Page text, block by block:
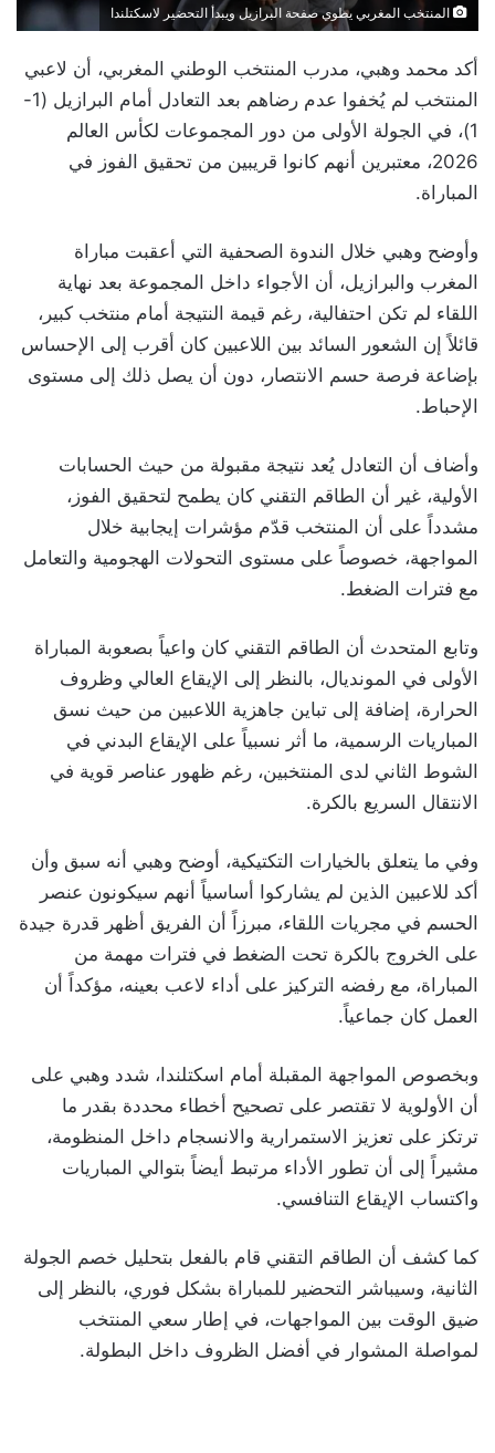
المنتخب المغربي يطوي صفحة البرازيل ويبدأ التحضير لاسكتلندا
أكد محمد وهبي، مدرب المنتخب الوطني المغربي، أن لاعبي
المنتخب لم يُخفوا عدم رضاهم بعد التعادل أمام البرازيل (1-
1)، في الجولة الأولى من دور المجموعات لكأس العالم
2026، معتبرين أنهم كانوا قريبين من تحقيق الفوز في
المباراة.
وأوضح وهبي خلال الندوة الصحفية التي أعقبت مباراة
المغرب والبرازيل، أن الأجواء داخل المجموعة بعد نهاية
اللقاء لم تكن احتفالية، رغم قيمة النتيجة أمام منتخب كبير،
قائلاً إن الشعور السائد بين اللاعبين كان أقرب إلى الإحساس
بإضاعة فرصة حسم الانتصار، دون أن يصل ذلك إلى مستوى
الإحباط.
وأضاف أن التعادل يُعد نتيجة مقبولة من حيث الحسابات
الأولية، غير أن الطاقم التقني كان يطمح لتحقيق الفوز،
مشدداً على أن المنتخب قدّم مؤشرات إيجابية خلال
المواجهة، خصوصاً على مستوى التحولات الهجومية والتعامل
مع فترات الضغط.
وتابع المتحدث أن الطاقم التقني كان واعياً بصعوبة المباراة
الأولى في المونديال، بالنظر إلى الإيقاع العالي وظروف
الحرارة، إضافة إلى تباين جاهزية اللاعبين من حيث نسق
المباريات الرسمية، ما أثر نسبياً على الإيقاع البدني في
الشوط الثاني لدى المنتخبين، رغم ظهور عناصر قوية في
الانتقال السريع بالكرة.
وفي ما يتعلق بالخيارات التكتيكية، أوضح وهبي أنه سبق وأن
أكد للاعبين الذين لم يشاركوا أساسياً أنهم سيكونون عنصر
الحسم في مجريات اللقاء، مبرزاً أن الفريق أظهر قدرة جيدة
على الخروج بالكرة تحت الضغط في فترات مهمة من
المباراة، مع رفضه التركيز على أداء لاعب بعينه، مؤكداً أن
العمل كان جماعياً.
وبخصوص المواجهة المقبلة أمام اسكتلندا، شدد وهبي على
أن الأولوية لا تقتصر على تصحيح أخطاء محددة بقدر ما
ترتكز على تعزيز الاستمرارية والانسجام داخل المنظومة،
مشيراً إلى أن تطور الأداء مرتبط أيضاً بتوالي المباريات
واكتساب الإيقاع التنافسي.
كما كشف أن الطاقم التقني قام بالفعل بتحليل خصم الجولة
الثانية، وسيباشر التحضير للمباراة بشكل فوري، بالنظر إلى
ضيق الوقت بين المواجهات، في إطار سعي المنتخب
لمواصلة المشوار في أفضل الظروف داخل البطولة.